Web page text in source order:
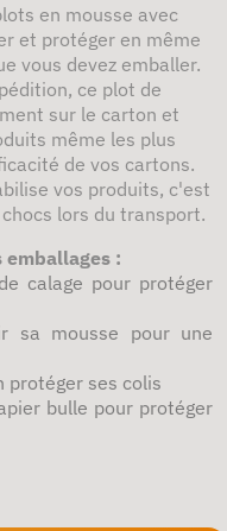
en mousse avec
et protéger en même
vous devez emballer.
ce plot de
sur le carton et
même les plus
de vos cartons.
vos produits, c'est
lors du transport.
emballages :
calage pour protéger
sa mousse pour une
protéger ses colis
bulle pour protéger